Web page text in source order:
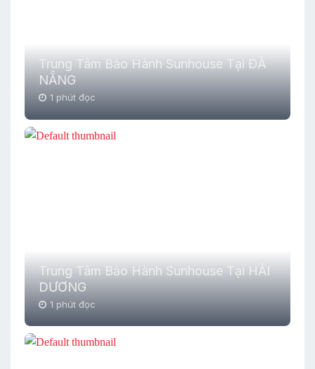
Trung Tâm Bảo Hành Sunhouse Tại ĐÀ
NẴNG
1 phút đọc
Trung Tâm Bảo Hành Sunhouse Tại HẢI
DƯƠNG
1 phút đọc